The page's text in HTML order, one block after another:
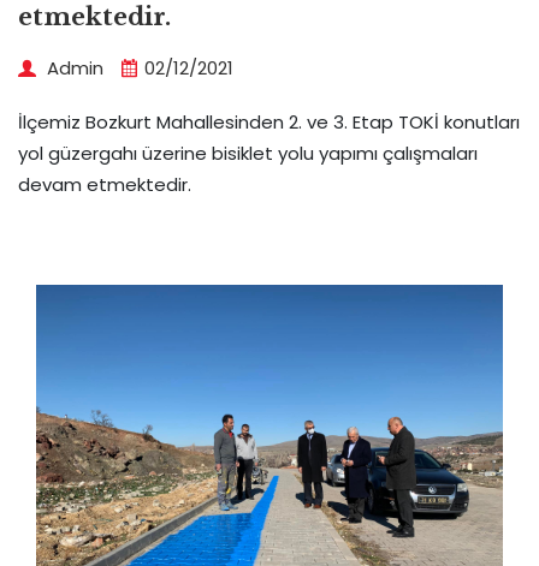
etmektedir.
Admin 02/12/2021
İlçemiz Bozkurt Mahallesinden 2. ve 3. Etap TOKİ konutları
yol güzergahı üzerine bisiklet yolu yapımı çalışmaları
devam etmektedir.